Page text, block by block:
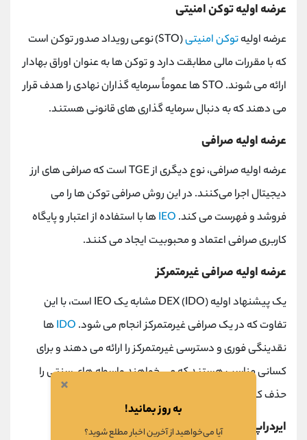
عرضه اولیه توکن امنیتی
عرضه اولیهتوکن امنیتی
(STO) نوعی رویداد صدور توکن است
که با مقررات مالی مطابقت دارد و توکن ها به عنوان اوراق بهادار
ارائه می شوند. STO ها عموماً سرمایه گذاران نهادی را هدف قرار
می دهند که به دنبال سرمایه گذاری های قانونی هستند.
عرضه اولیه صرافی
عرضه اولیه صرافی، نوع دیگری از TGE است که صرافی‌ های ارز
دیجیتال اجرا می‌کنند. در این روش صرافی توکن ها را می
فروشد و فهرست می کند. IEOها با استفاده از اعتبار و پایگاه
کاربری صرافی اعتماد و محبوبیت ایجاد می کنند.
عرضه اولیه صرافی غیرمتمرکز
یک پیشنهاد اولیه DEX (IDO) مشابه یک IEO است، با این
تفاوت که در یک صرافی غیرمتمرکز انجام می شود. IDOها
نقدینگی فوری و دسترسی غیرمتمرکز را ارائه می دهند و برای
کسانی مناسب هستند که می خواهند واسطه های سنتی را
حذف کنند.
ایردراپ
×
به روز بمانید!
آیا می‌خواهید از آخرین اخبار مطلع شوید؟